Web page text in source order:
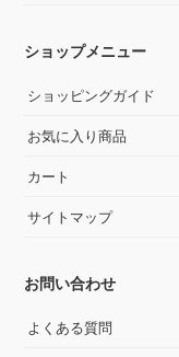
ショップメニュー
ショッピングガイド
お気に入り商品
カート
サイトマップ
お問い合わせ
よくある質問